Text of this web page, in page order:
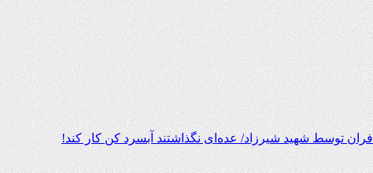
توسط شهید شیرزاد/ عده‌ای نگذاشتند آبسرد کن کار کند!